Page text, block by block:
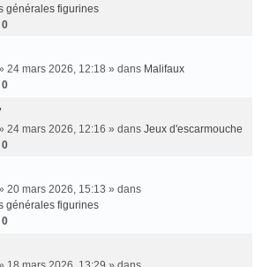
générales figurines
0
24 mars 2026, 12:18 » dans Malifaux
0
24 mars 2026, 12:16 » dans Jeux d'escarmouche
0
20 mars 2026, 15:13 » dans
générales figurines
0